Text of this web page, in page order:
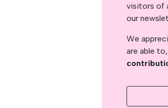
visitors of
our
We
are able